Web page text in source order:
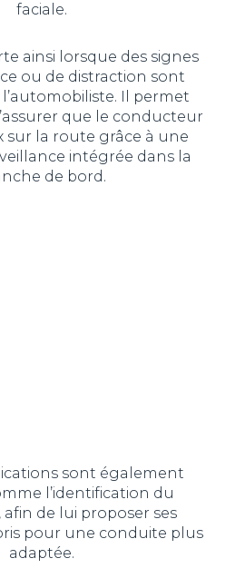
faciale.
ainsi lorsque des signes
ou de distraction sont
Il permet
que le conducteur
sur la route grâce à une
intégrée dans la
de bord.
sont également
l’identification du
de lui proposer ses
pour une conduite plus
adaptée.